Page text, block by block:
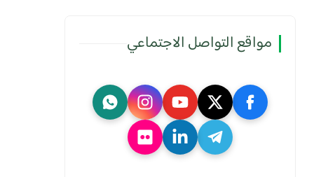
مواقع التواصل الاجتماعي